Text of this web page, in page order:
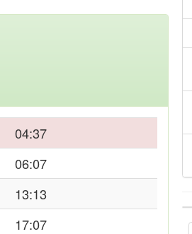
04:37
06:07
13:13
17:07